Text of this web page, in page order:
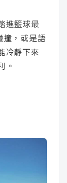
進籃球最
撞，或是語
冷靜下來
。